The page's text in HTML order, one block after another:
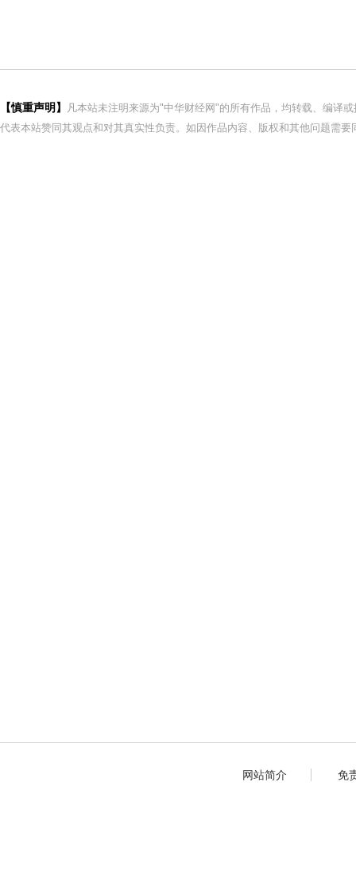
【慎重声明】
凡本站未注明来源为"中华财经网"的所有作品，均转载、编译
代表本站赞同其观点和对其真实性负责。如因作品内容、版权和其他问题需
网站简介 免